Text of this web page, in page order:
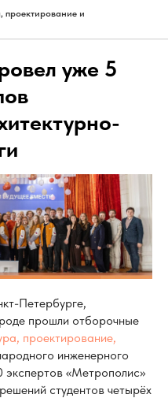
проектирование и
уже 5
Петербурге,
прошли отборочные
проектирование,
инженерного
экспертов «Метрополис»
студентов четырёх